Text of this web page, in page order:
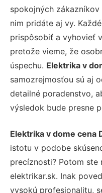
spokojných
nim pridáte aj vy.
prispôsobiť a vyhovieť
pretože vieme, že
úspechu. Elektrika v
samozrejmosťou sú aj
detailné poradenstvo,
výsledok bude presne
Elektrika v dome cena
istotu v podobe
precíznosti? Potom ste
elektrikar.sk. Inak
vysokú profesionalitu,